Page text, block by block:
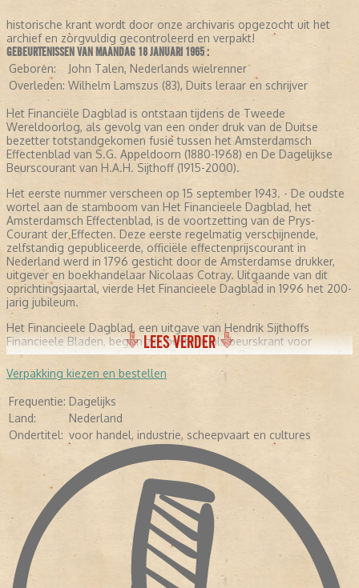
historische krant wordt door onze archivaris opgezocht uit het
archief en zorgvuldig gecontroleerd en verpakt!
GEBEURTENISSEN VAN MAANDAG 18 JANUARI 1965 :
Geboren:
John Talen, Nederlands wielrenner
Overleden: Wilhelm Lamszus (83), Duits leraar en schrijver
Het Financiële Dagblad is ontstaan tijdens de Tweede
Wereldoorlog, als gevolg van een onder druk van de Duitse
bezetter totstandgekomen fusie tussen het Amsterdamsch
Effectenblad van S.G. Appeldoorn (1880-1968) en De Dagelijkse
Beurscourant van H.A.H. Sijthoff (1915-2000).
Het eerste nummer verscheen op 15 september 1943. - De oudste
wortel aan de stamboom van Het Financieele Dagblad, het
Amsterdamsch Effectenblad, is de voortzetting van de Prys-
Courant der Effecten. Deze eerste regelmatig verschijnende,
zelfstandig gepubliceerde, officiële effectenprijscourant in
Nederland werd in 1796 gesticht door de Amsterdamse drukker,
uitgever en boekhandelaar Nicolaas Cotray. Uitgaande van dit
oprichtingsjaartal, vierde Het Financieele Dagblad in 1996 het 200-
jarig jubileum.
Het Financieele Dagblad, een uitgave van Hendrik Sijthoffs
Financieele Bladen, begon zijn bestaan als beurskrant voor
beleggers in het pandje van de Dagelijksche Beurscourant aan de
Nieuwezijds Voorburgwal, ooit de Fleet Street van Amsterdam.
Eind 1951 verhuisde het tiental redacteuren en de administratie
naar het uit 1609 daterende gebouw Rokin 113. Hoofdredacteur
was toen F. Spittel, die deze functie bekleedde van 1950 tot 1967.
Hij was na S.G. Appeldoorn en B.H.A. Meijerink de derde
hoofdredacteur van HFD. - Het was onder Spittels leiding dat Het
Financieele Dagblad zich langzaam maar zeker verbreedde tot een
weliswaar in het economische terrein gespecialiseerde, maar toch
meer algemene krant. Dit streven kreeg onder meer vorm in de
rubriek ‘Lijnen in kunst en samenleving’, waarmee halverwege de
jaren zestig werd begonnen en die een voorloper is van het
huidige zaterdagkatern Persoonlijk.
LEES VERDER
Verpakking kiezen en bestellen
Frequentie: Dagelijks
Land:
Nederland
Ondertitel: voor handel, industrie, scheepvaart en cultures